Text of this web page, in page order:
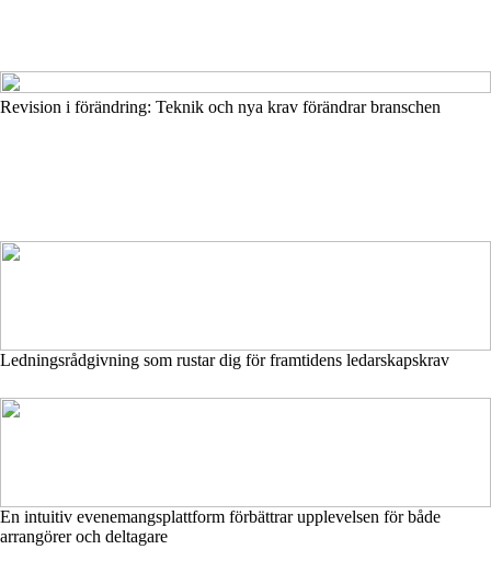
Revision i förändring: Teknik och nya krav förändrar branschen
Ledningsrådgivning som rustar dig för framtidens ledarskapskrav
En intuitiv evenemangsplattform förbättrar upplevelsen för både
arrangörer och deltagare